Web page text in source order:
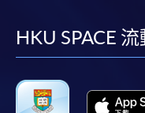
HKU SPACE